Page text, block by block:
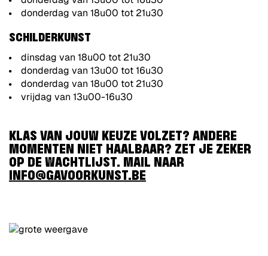
donderdag van 18u00 tot 21u30
SCHILDERKUNST
dinsdag van 18u00 tot 21u30
donderdag van 13u00 tot 16u30
donderdag van 18u00 tot 21u30
vrijdag van 13u00-16u30
KLAS VAN JOUW KEUZE VOLZET? ANDERE
MOMENTEN NIET HAALBAAR? ZET JE ZEKER
OP DE WACHTLIJST. MAIL NAAR
INFO@GAVOORKUNST.BE